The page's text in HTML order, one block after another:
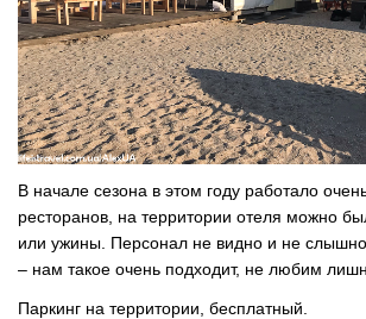
В начале сезона в этом году работало
ресторанов, на территории отеля можно
или ужины. Персонал не видно и не
– нам такое очень подходит, не любим
Паркинг на территории, бесплатный.